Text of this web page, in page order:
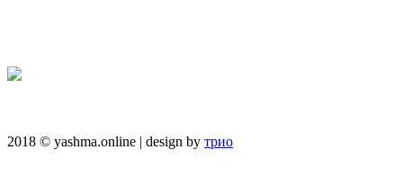
2018 © yashma.online | design by трио